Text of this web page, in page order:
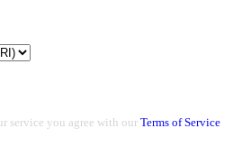
service you agree with our Terms of Service